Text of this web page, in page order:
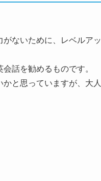
ないために、レベルアッ
話を勧めるものです。
と思っていますが、大人